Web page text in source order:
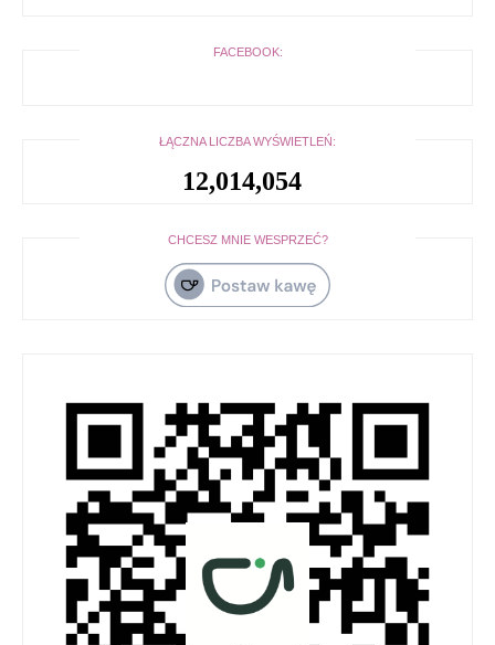
FACEBOOK:
ŁĄCZNA LICZBA WYŚWIETLEŃ:
12,014,054
CHCESZ MNIE WESPRZEĆ?